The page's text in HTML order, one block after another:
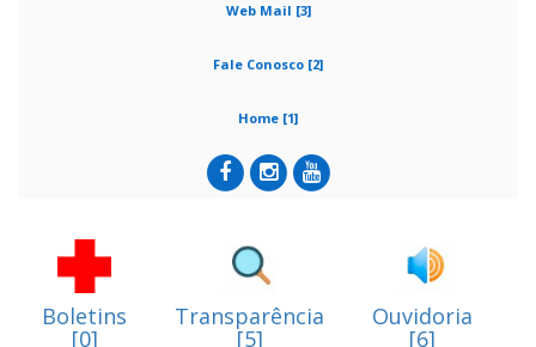
Web Mail [3]
Fale Conosco [2]
Home [1]
Boletins
[0]
Transparência
[5]
Ouvidoria
[6]